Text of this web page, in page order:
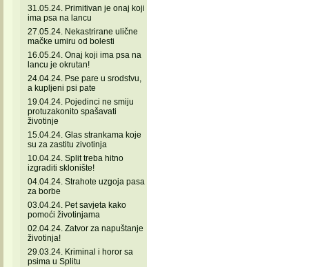
31.05.24. Primitivan je onaj koji
ima psa na lancu
27.05.24. Nekastrirane ulične
mačke umiru od bolesti
16.05.24. Onaj koji ima psa na
lancu je okrutan!
24.04.24. Pse pare u srodstvu,
a kupljeni psi pate
19.04.24. Pojedinci ne smiju
protuzakonito spašavati
životinje
15.04.24. Glas strankama koje
su za zastitu zivotinja
10.04.24. Split treba hitno
izgraditi sklonište!
04.04.24. Strahote uzgoja pasa
za borbe
03.04.24. Pet savjeta kako
pomoći životinjama
02.04.24. Zatvor za napuštanje
životinja!
29.03.24. Kriminal i horor sa
psima u Splitu